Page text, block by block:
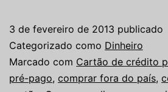
3 de fevereiro de 2013 publicado
Categorizado como Dinheiro
Marcado com Cartão de crédito
pré-pago, comprar fora do país,